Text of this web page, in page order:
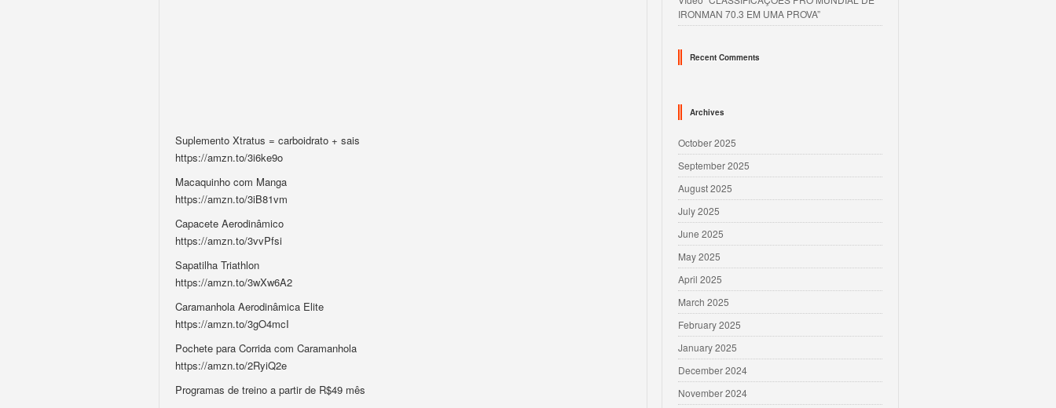
Suplemento Xtratus = carboidrato + sais
https://amzn.to/3i6ke9o
Macaquinho com Manga
https://amzn.to/3iB81vm
Capacete Aerodinâmico
https://amzn.to/3vvPfsi
Sapatilha Triathlon
https://amzn.to/3wXw6A2
Caramanhola Aerodinâmica Elite
https://amzn.to/3gO4mcI
Pochete para Corrida com Caramanhola
https://amzn.to/2RyiQ2e
Programas de treino a partir de R$49 mês
IRONMAN 70.3 EM UMA PROVA”
Recent Comments
Archives
October 2025
September 2025
August 2025
July 2025
June 2025
May 2025
April 2025
March 2025
February 2025
January 2025
December 2024
November 2024